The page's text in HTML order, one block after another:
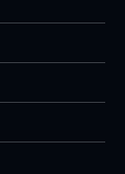
Disponibil